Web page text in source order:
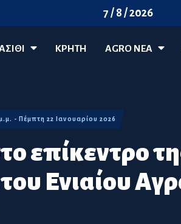
7 / 8 / 2026
ΚΡΗΤΗ AGRO ΝΈΑ
επίκεντρο
Ενιαίου
μ.μ. - Πέμπτη 22 Ιανουαρίου 2026